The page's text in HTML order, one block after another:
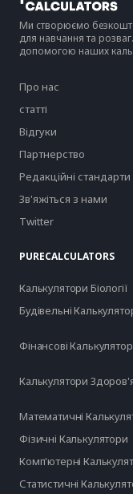
Ми створюємо
для навчання та
допомогою наших
Про нас
статті
Відгуки
Партнерство
Редакційні стандарти
Зв'яжіться з нами
Twitter
PURECALCULATORS
Калькулятори Біології
Будівельні
Фінансові
Калькулятори
Математичні
Фізичні Калькулятори
Комп'ютерні
Статистичні